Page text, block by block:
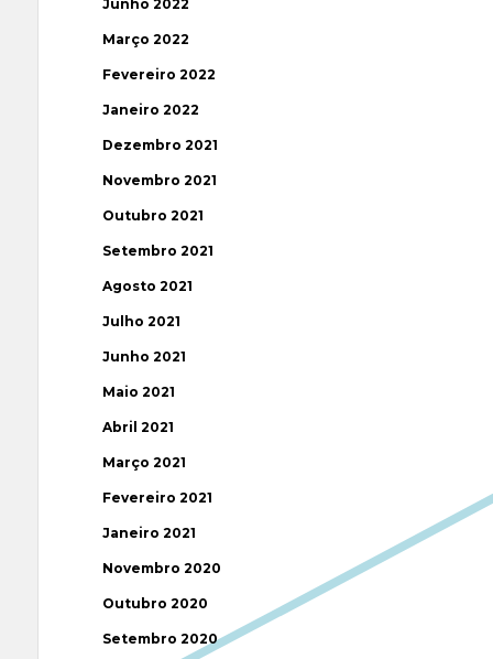
Junho 2022
Março 2022
Fevereiro 2022
Janeiro 2022
Dezembro 2021
Novembro 2021
Outubro 2021
Setembro 2021
Agosto 2021
Julho 2021
Junho 2021
Maio 2021
Abril 2021
Março 2021
Fevereiro 2021
Janeiro 2021
Novembro 2020
Outubro 2020
Setembro 2020